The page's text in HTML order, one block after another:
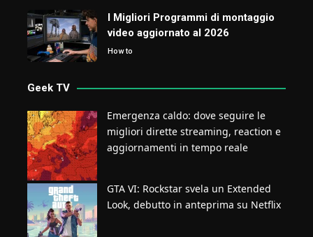
I Migliori Programmi di montaggio
video aggiornato al 2026
How to
Geek TV
Emergenza caldo: dove seguire le
migliori dirette streaming, reaction e
aggiornamenti in tempo reale
GTA VI: Rockstar svela un Extended
Look, debutto in anteprima su Netflix